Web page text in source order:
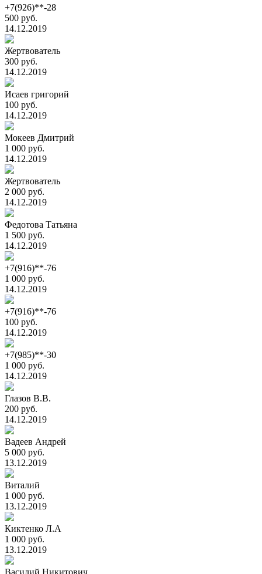
+7(926)**-28
500 руб.
14.12.2019
Жертвователь
300 руб.
14.12.2019
Исаев григорий
100 руб.
14.12.2019
Мокеев Дмитрий
1 000 руб.
14.12.2019
Жертвователь
2 000 руб.
14.12.2019
Федотова Татьяна
1 500 руб.
14.12.2019
+7(916)**-76
1 000 руб.
14.12.2019
+7(916)**-76
100 руб.
14.12.2019
+7(985)**-30
1 000 руб.
14.12.2019
Глазов В.В.
200 руб.
14.12.2019
Вадеев Андрей
5 000 руб.
13.12.2019
Виталий
1 000 руб.
13.12.2019
Киктенко Л.А
1 000 руб.
13.12.2019
Василий Никитович